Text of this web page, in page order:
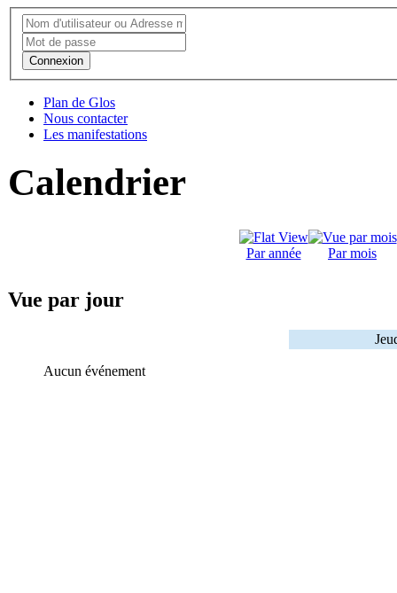
Connexion
Plan de Glos
Nous contacter
Les manifestations
Calendrier
Par année Par mois
Vue par jour
Aucun événement